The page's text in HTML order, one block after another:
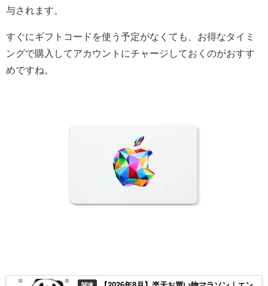
与されます。
すぐにギフトコードを使う予定がなくても、お得なタイミ
ングで購入してアカウントにチャージしておくのがおすす
めですね。